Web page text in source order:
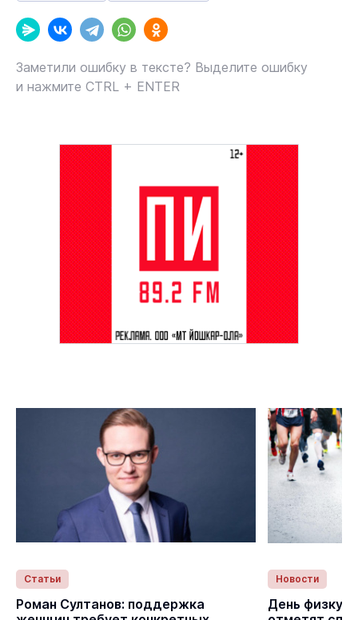
Заметили ошибку в тексте? Выделите ошибку
и нажмите CTRL + ENTER
Статьи
Роман Султанов: поддержка
Новости
День